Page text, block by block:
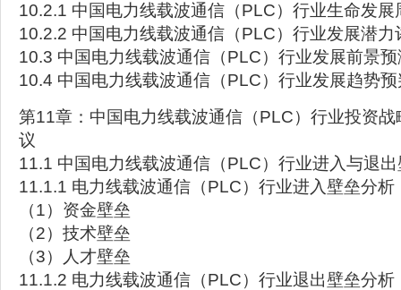
10.2.1 中国电力线载波通信（PLC）行业生命发展
10.2.2 中国电力线载波通信（PLC）行业发展潜力
10.3 中国电力线载波通信（PLC）行业发展前景预
10.4 中国电力线载波通信（PLC）行业发展趋势预
第11章：中国电力线载波通信（PLC）行业投资
议
11.1 中国电力线载波通信（PLC）行业进入与退
11.1.1 电力线载波通信（PLC）行业进入壁垒分析
（1）资金壁垒
（2）技术壁垒
（3）人才壁垒
11.1.2 电力线载波通信（PLC）行业退出壁垒分析